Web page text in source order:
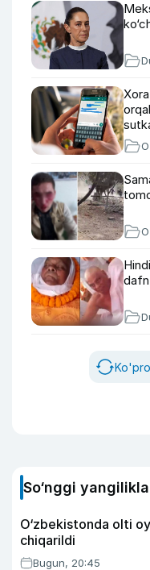
dafn
So‘nggi
O‘zbekistonda olti
chiqarildi
Bugun, 20:45